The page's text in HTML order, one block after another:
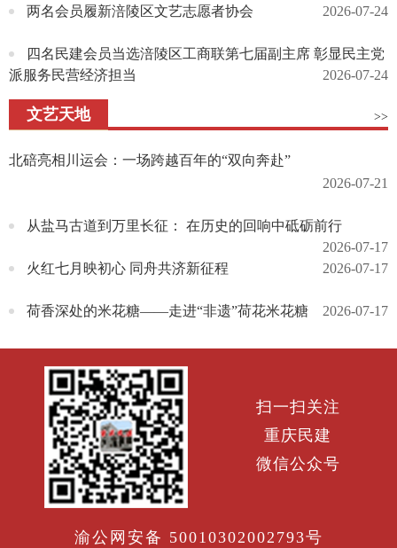
两名会员履新涪陵区文艺志愿者协会 2026-07-24
四名民建会员当选涪陵区工商联第七届副主席 彰显民主党
派服务民营经济担当
2026-07-24
文艺天地 >>
北碚亮相川运会：一场跨越百年的“双向奔赴”
2026-07-21
从盐马古道到万里长征： 在历史的回响中砥砺前行
2026-07-17
火红七月映初心 同舟共济新征程
2026-07-17
荷香深处的米花糖——走进“非遗”荷花米花糖 2026-07-17
扫一扫关注
重庆民建
微信公众号
渝公网安备 50010302002793号